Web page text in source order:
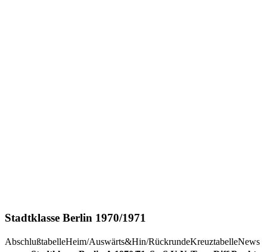
Stadtklasse Berlin 1970/1971
AbschlußtabelleHeim/Auswärts&Hin/RückrundeKreuztabelleNews